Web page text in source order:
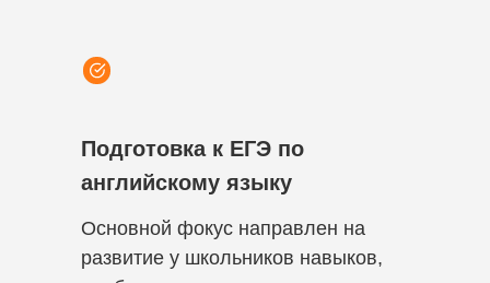
Подготовка к ЕГЭ по
английскому языку
Основной фокус направлен на
развитие у школьников навыков,